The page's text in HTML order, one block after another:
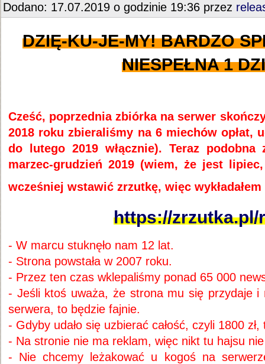
Dodano: 17.07.2019 o godzinie 19:36 przez
DZIĘ-KU-JE-MY! BARDZO
NIESPEŁNA 1
Cześć, poprzednia zbiórka na serwer
2018 roku zbieraliśmy na 6 miechów opłat,
do lutego 2019 włącznie). Teraz
marzec-grudzień 2019 (wiem, że jest
wcześniej wstawić zrzutkę, więc
https://zrzutka.pl/
- W marcu stuknęło nam 12 lat.
- Strona powstała w 2007 roku.
- Przez ten czas wklepaliśmy ponad 65 000
- Jeśli ktoś uważa, że strona mu się przydaje i
serwera, to będzie fajnie.
- Gdyby udało się uzbierać całość, czyli 1800
- Na stronie nie ma reklam, więc nikt tu hajsu
- Nie chcemy leżakować u kogoś na